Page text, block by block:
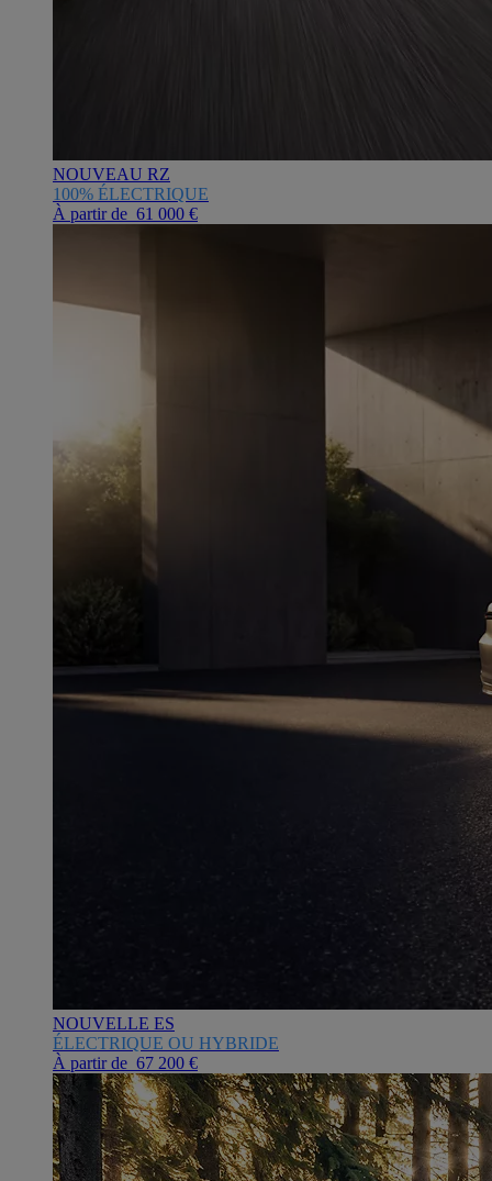
NOUVEAU RZ
100% ÉLECTRIQUE
À partir de 61 000 €
NOUVELLE ES
ÉLECTRIQUE OU HYBRIDE
À partir de 67 200 €